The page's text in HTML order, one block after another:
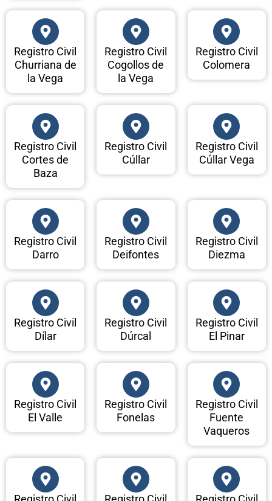
Registro Civil
Churriana de
la Vega
Registro Civil
Cogollos de
la Vega
Registro Civil
Colomera
Registro Civil
Cortes de
Baza
Registro Civil
Cúllar
Registro Civil
Cúllar Vega
Registro Civil
Darro
Registro Civil
Deifontes
Registro Civil
Diezma
Registro Civil
Dílar
Registro Civil
Dúrcal
Registro Civil
El Pinar
Registro Civil
El Valle
Registro Civil
Fonelas
Registro Civil
Fuente
Vaqueros